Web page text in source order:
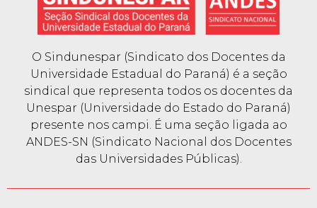
O Sindunespar (Sindicato dos Docentes da
Universidade Estadual do Paraná) é a seção
sindical que representa todos os docentes da
Unespar (Universidade do Estado do Paraná)
presente nos campi. É uma seção ligada ao
ANDES-SN (Sindicato Nacional dos Docentes
das Universidades Públicas).